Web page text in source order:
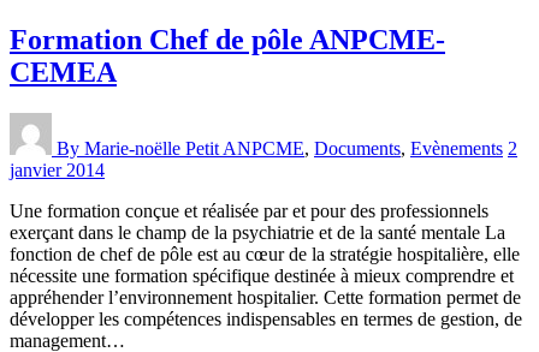
Formation Chef de pôle ANPCME-
CEMEA
By Marie-noëlle Petit ANPCME, Documents, Evènements 2
janvier 2014
Une formation conçue et réalisée par et pour des professionnels
exerçant dans le champ de la psychiatrie et de la santé mentale La
fonction de chef de pôle est au cœur de la stratégie hospitalière, elle
nécessite une formation spécifique destinée à mieux comprendre et
appréhender l’environnement hospitalier. Cette formation permet de
développer les compétences indispensables en termes de gestion, de
management…